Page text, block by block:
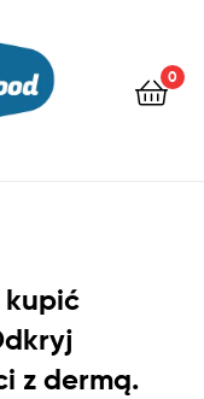
0
kupić
z dermą.